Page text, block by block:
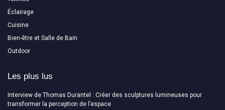
Éclairage
Cuisine
Bien-être et Salle de Bain
Outdoor
Les plus lus
Interview de Thomas Durantel : Créer des sculptures lumineuses pour
transformer la perception de l’espace